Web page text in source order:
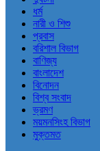
ধর্ম
নারী ও শিশু
প্রবাস
বরিশাল বিভাগ
বাণিজ্য
বাংলাদেশ
বিনোদন
বিশ্ব সংবাদ
ভ্রমণ
ময়মনসিংহ বিভাগ
মুক্তমত